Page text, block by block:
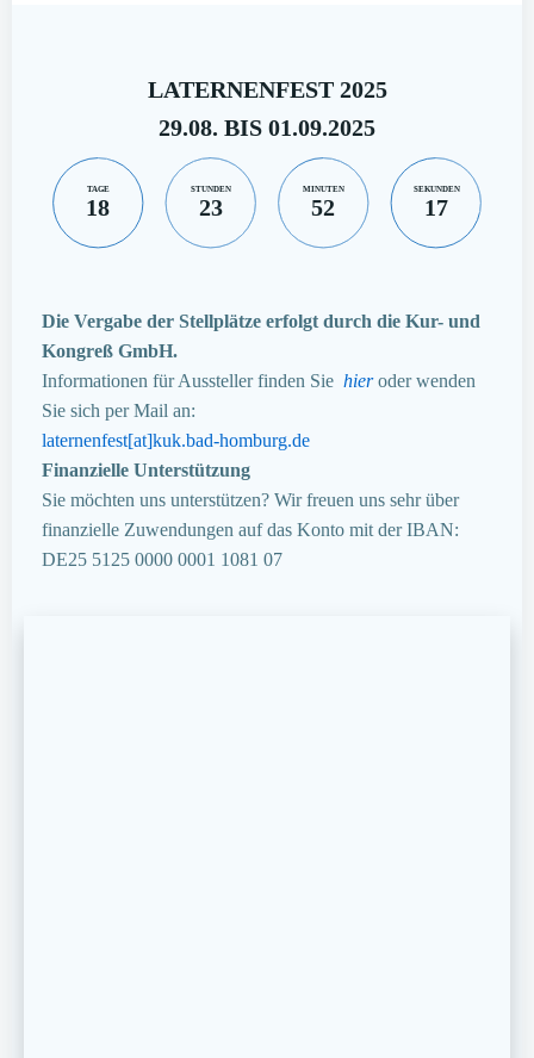
LATERNENFEST 2025
29.08. BIS 01.09.2025
TAGE
18
STUNDEN
23
MINUTEN
52
SEKUNDEN
16
Die Vergabe der Stellplätze erfolgt durch die Kur- und
Kongreß GmbH.
Informationen für Aussteller finden Sie hieroder wenden
Sie sich per Mail an:
laternenfest[at]kuk.bad-homburg.de
Finanzielle Unterstützung
Sie möchten uns unterstützen? Wir freuen uns sehr über
finanzielle Zuwendungen auf das Konto mit der IBAN:
DE25 5125 0000 0001 1081 07